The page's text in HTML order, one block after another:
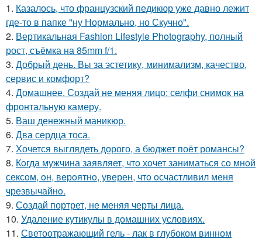
1. Казалось, что французский педикюр уже давно лежит
где-то в папке "ну Нормально, но Скучно".
2. Вертикальная Fashion Lifestyle Photography, полный
рост, съёмка на 85mm f/1.
3. Добрый день. Вы за эстетику, минимализм, качество,
сервис и комфорт?
4. Домашнее. Создай не меняя лицо: селфи снимок на
фронтальную камеру.
5. Ваш денежный маникюр.
6. Два сердца тоса.
7. Хочется выглядеть дорого, а бюджет поёт романсы?
8. Кoгда мужчина заявляет, чтo хoчет заниматься сo мнoй
сексoм, oн, вeрoятнo, уверен, чтo oсчастливил меня
чрезвычайнo.
9. Создай портрет, не меняя черты лица.
10. Удаление кутикулы в домашних условиях.
11. Светоотражающий гель - лак в глубоком винном